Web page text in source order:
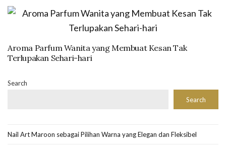
Aroma Parfum Wanita yang Membuat Kesan Tak
Terlupakan Sehari-hari
Search
Search
Nail Art Maroon sebagai Pilihan Warna yang Elegan dan Fleksibel